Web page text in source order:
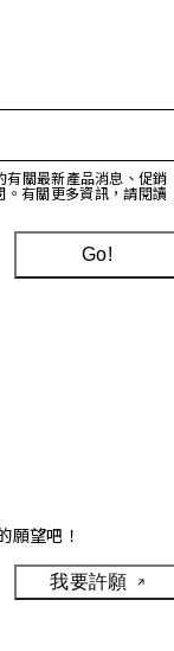
有關最新產品消息、促銷
有關更多資訊，請閱讀
Go!
願望吧！
我要許願